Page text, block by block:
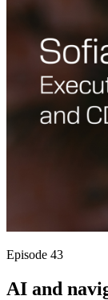
Episode 43
AI and